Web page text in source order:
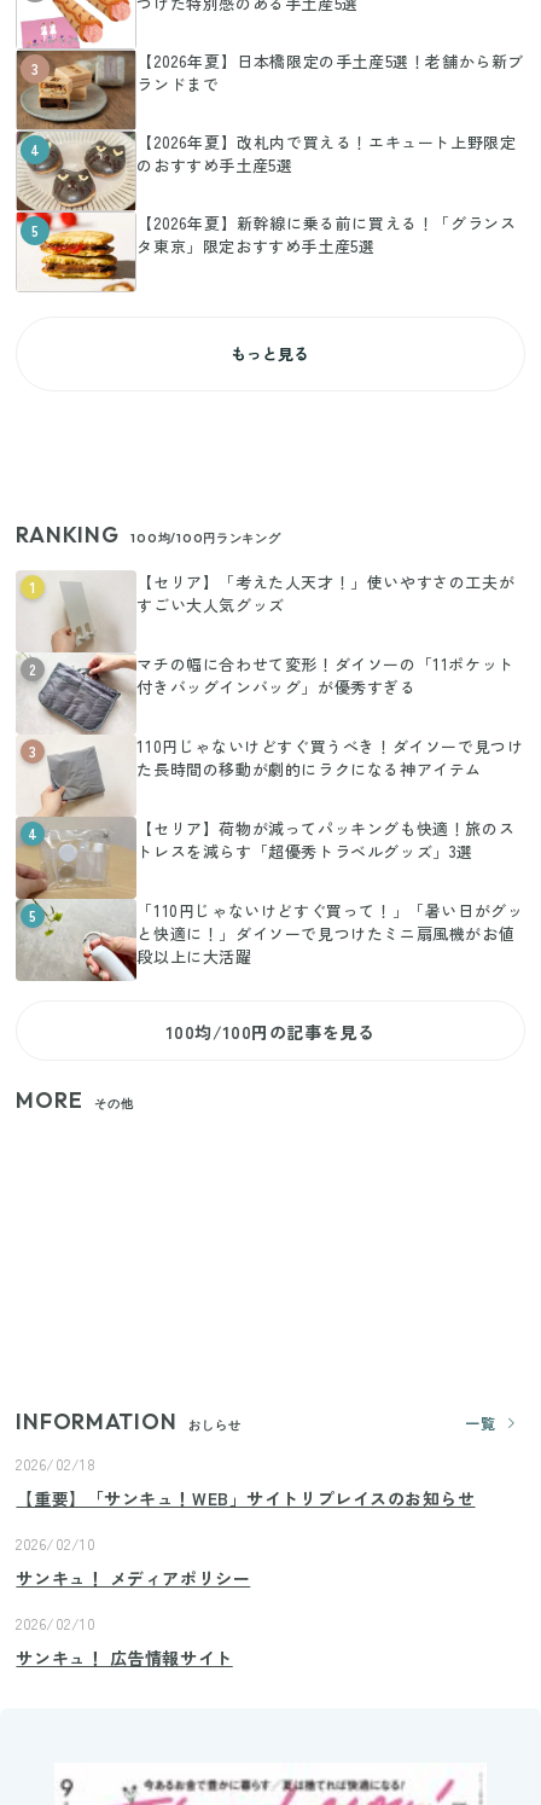
3
【2026年夏】日本橋限定の手土産5選！老舗から新ブ
ランドまで
4
【2026年夏】改札内で買える！エキュート上野限定
のおすすめ手土産5選
5
【2026年夏】新幹線に乗る前に買える！「グランス
タ東京」限定おすすめ手土産5選
もっと見る
RANKING 100均/100円ランキング
1
【セリア】「考えた人天才！」使いやすさの工夫が
すごい大人気グッズ
2
マチの幅に合わせて変形！ダイソーの「11ポケット
付きバッグインバッグ」が優秀すぎる
3
110円じゃないけどすぐ買うべき！ダイソーで見つけ
た長時間の移動が劇的にラクになる神アイテム
4
【セリア】荷物が減ってパッキングも快適！旅のス
トレスを減らす「超優秀トラベルグッズ」3選
5
「110円じゃないけどすぐ買って！」「暑い日がグッ
と快適に！」ダイソーで見つけたミニ扇風機がお値
段以上に大活躍
100均/100円の記事を見る
MORE その他
INFORMATION おしらせ
一覧
2026/02/18
【重要】「サンキュ！WEB」サイトリプレイスのお知らせ
2026/02/10
サンキュ！ メディアポリシー
2026/02/10
サンキュ！ 広告情報サイト